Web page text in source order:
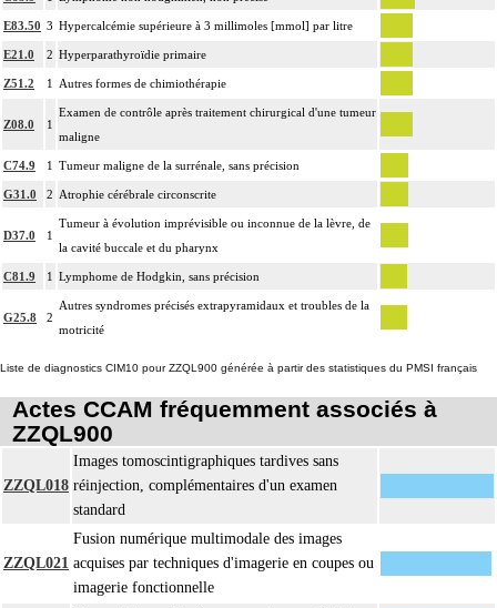
E83.50 3 Hypercalcémie supérieure à 3 millimoles [mmol] par litre
E21.0 2 Hyperparathyroïdie primaire
Z51.2 1 Autres formes de chimiothérapie
Z08.0 1
Examen de contrôle après traitement chirurgical d'une tumeur
maligne
C74.9 1 Tumeur maligne de la surrénale, sans précision
G31.0 2 Atrophie cérébrale circonscrite
D37.0 1
Tumeur à évolution imprévisible ou inconnue de la lèvre, de
la cavité buccale et du pharynx
C81.9 1 Lymphome de Hodgkin, sans précision
G25.8 2
Autres syndromes précisés extrapyramidaux et troubles de la
motricité
Liste de diagnostics CIM10 pour ZZQL900 générée à partir des statistiques du PMSI français
Actes CCAM fréquemment associés à
ZZQL900
ZZQL018
Images tomoscintigraphiques tardives sans
réinjection, complémentaires d'un examen
standard
ZZQL021
Fusion numérique multimodale des images
acquises par techniques d'imagerie en coupes ou
imagerie fonctionnelle